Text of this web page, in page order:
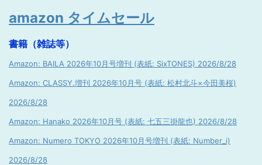
amazon タイムセール
書籍（雑誌等）
Amazon: BAILA 2026年10月号増刊 (表紙: SixTONES) 2026/8/28
Amazon: CLASSY.増刊 2026年10月号 (表紙: 松村北斗×今田美桜)
2026/8/28
Amazon: Hanako 2026年10月号 (表紙: 七五三掛龍也) 2026/8/28
Amazon: Numero TOKYO 2026年10月号増刊 (表紙: Number_i)
2026/8/28